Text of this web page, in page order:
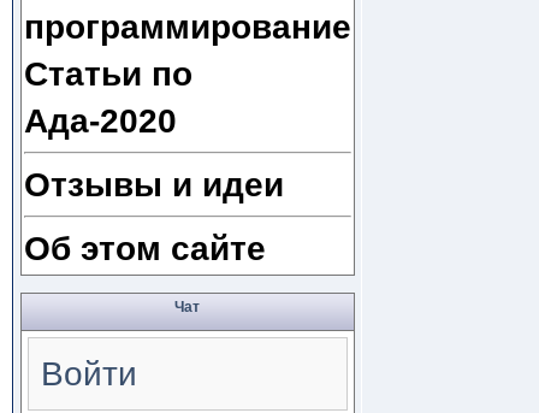
программирование
Статьи по
Ада-2020
Отзывы и идеи
Об этом сайте
Чат
Войти